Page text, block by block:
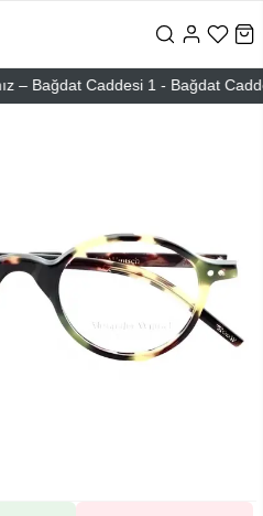
– Bağdat Caddesi 1 - Bağdat